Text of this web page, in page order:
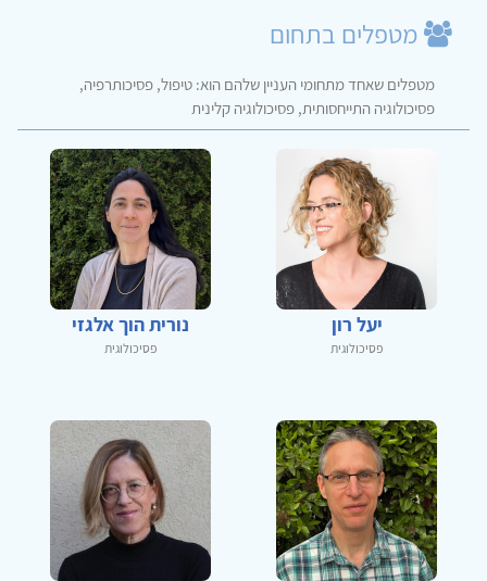
מטפלים בתחום
מטפלים שאחד מתחומי העניין שלהם הוא: טיפול, פסיכותרפיה,
פסיכולוגיה התייחסותית, פסיכולוגיה קלינית
יעל רון
פסיכולוגית
נורית הוך אלגזי
פסיכולוגית